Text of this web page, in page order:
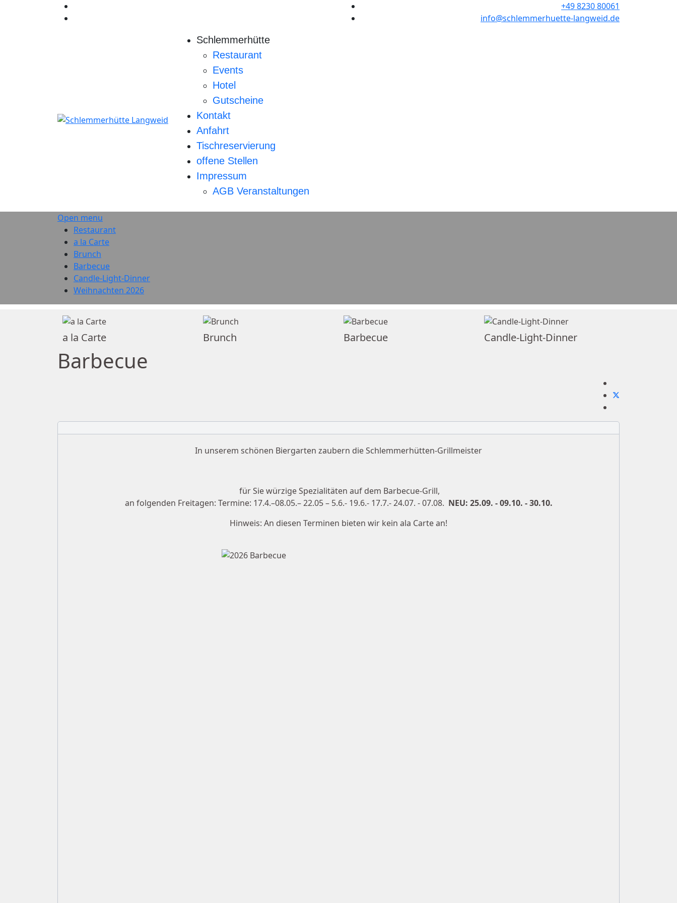
+49 8230 80061
info@schlemmerhuette-langweid.de
Schlemmerhütte
Restaurant
Events
Hotel
Gutscheine
Kontakt
Anfahrt
Tischreservierung
offene Stellen
Impressum
AGB Veranstaltungen
Open menu
Restaurant
a la Carte
Brunch
Barbecue
Candle-Light-Dinner
Weihnachten 2026
a la Carte Brunch Barbecue Candle-Light-Dinner
Barbecue
In unserem schönen Biergarten zaubern die Schlemmerhütten-Grillmeister
für Sie würzige Spezialitäten auf dem Barbecue-Grill,
an folgenden Freitagen: Termine: 17.4.–08.05.– 22.05 – 5.6.- 19.6.- 17.7.-24.07. - 07.08. NEU: 25.09. - 09.10. - 30.10.
Hinweis: An diesen Terminen bieten wir kein ala Carte an!